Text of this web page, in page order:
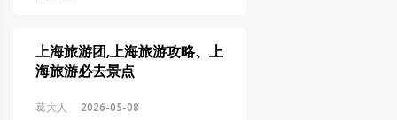
上海旅游团,上海旅游攻略、上
海旅游必去景点
葛大人 2026-05-08